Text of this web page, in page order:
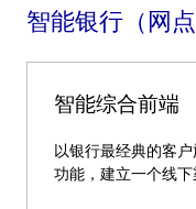
智能银行（网
智能综合前端
以银行最经典的客
功能，建立一个线下